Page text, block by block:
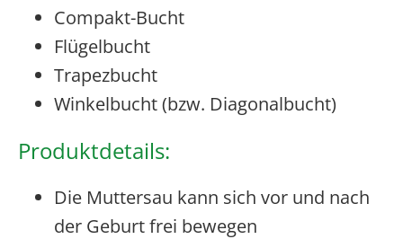
Compakt-Bucht
Flügelbucht
Trapezbucht
Winkelbucht (bzw. Diagonalbucht)
Produktdetails:
Die Muttersau kann sich vor und nach
der Geburt frei bewegen